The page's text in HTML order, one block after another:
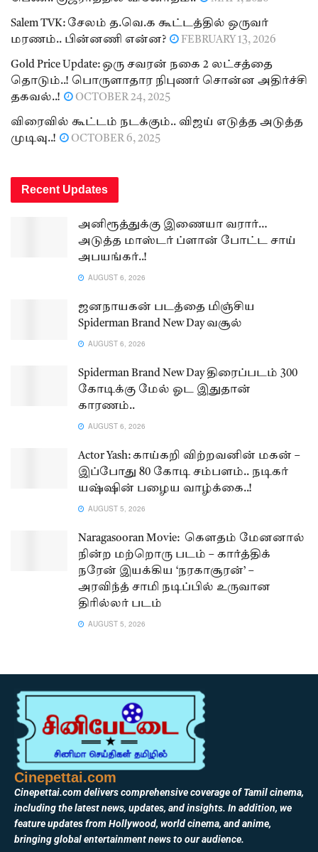
Salem TVK: சேலம் த.வெ.க கூட்டத்தில் ஒருவர்
மரணம்.. பின்னணி என்ன?
FEBRUARY 13, 2026
Gold Price Update: ஒரு சவரன் நகை 2 லட்சத்தை
தொடும்..! பொருளாதார நிபுணர் சொன்ன அதிர்ச்சி
தகவல்..!
OCTOBER 24, 2025
விரைவில் கூட்டம் நடக்கும்.. விஜய் எடுத்த அடுத்த
முடிவு..!
OCTOBER 6, 2025
Recent Updates
அனிரூத்துக்கு இணையா வரார்…
அடுத்த மாஸ்டர் ப்ளான் போட்ட சாய்
அபயங்கர்..!
AUGUST 6, 2026
ஜனநாயகன் படத்தை மிஞ்சிய
Spiderman Brand New Day வசூல்
AUGUST 6, 2026
Spiderman Brand New Day திரைப்படம் 300
கோடிக்கு மேல் ஓட இதுதான்
காரணம்..
AUGUST 6, 2026
Actor Yash: காய்கறி விற்றவனின் மகன் –
இப்போது 80 கோடி சம்பளம்.. நடிகர்
யஷ்ஷின் பழைய வாழ்க்கை..!
AUGUST 5, 2026
Naragasooran Movie: கௌதம் மேனனால்
நின்ற மற்றொரு படம் – கார்த்திக்
நரேன் இயக்கிய ‘நரகாசூரன்’ –
அரவிந்த் சாமி நடிப்பில் உருவான
திரில்லர் படம்
AUGUST 5, 2026
Cinepettai.com
Cinepettai.com delivers comprehensive coverage of Tamil cinema,
including the latest news, updates, and insights. In addition, we
feature updates from Hollywood, world cinema, and anime,
bringing global entertainment news to our audience.